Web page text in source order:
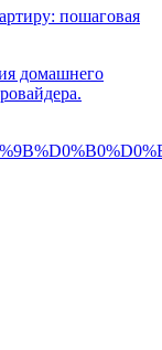
пошаговая
домашнего